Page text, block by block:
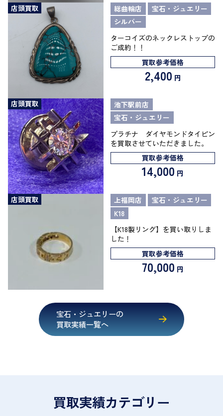
店頭買取 総曲輪店
宝石・ジュエリー
シルバー
ターコイズのネックレストップの
ご成約！！
買取参考価格
2,400 円
店頭買取
池下駅前店
宝石・ジュエリー
プラチナ ダイヤモンドタイピン
を買取させていただきました。
買取参考価格
14,000 円
店頭買取 上福岡店
宝石・ジュエリー
K18
【K18製リング】を買い取りしま
した！
買取参考価格
70,000 円
宝石・ジュエリーの
買取実績一覧へ
買取実績カテゴリー